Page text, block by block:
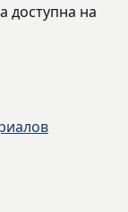
доступна на